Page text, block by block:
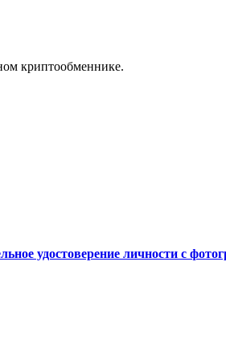
криптообменнике.
удостоверение личности с